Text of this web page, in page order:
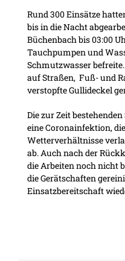
Rund 300 Einsätze
bis in die Nacht
Büchenbach bis 03:00
Tauchpumpen und
Schmutzwasser
auf Straßen, Fuß- und
verstopfte Gullideckel
Die zur Zeit
eine Coronainfektion,
Wetterverhältnisse
ab. Auch nach der
die Arbeiten noch nicht
die Gerätschaften
Einsatzbereitschaft